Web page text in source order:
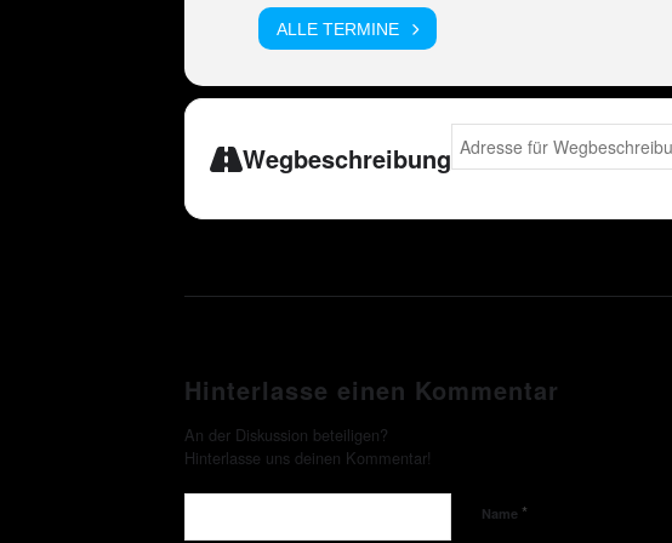
ALLE TERMINE
Wegbeschreibung
Address - Peter Wackel
Hinterlasse einen Kommentar
An der Diskussion beteiligen?
Hinterlasse uns deinen Kommentar!
Name *